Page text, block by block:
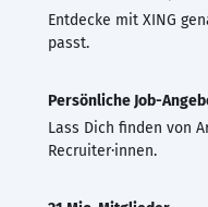
Entdecke mit XING
passt.
Persönliche Job-
Lass Dich finden von
Recruiter·innen.